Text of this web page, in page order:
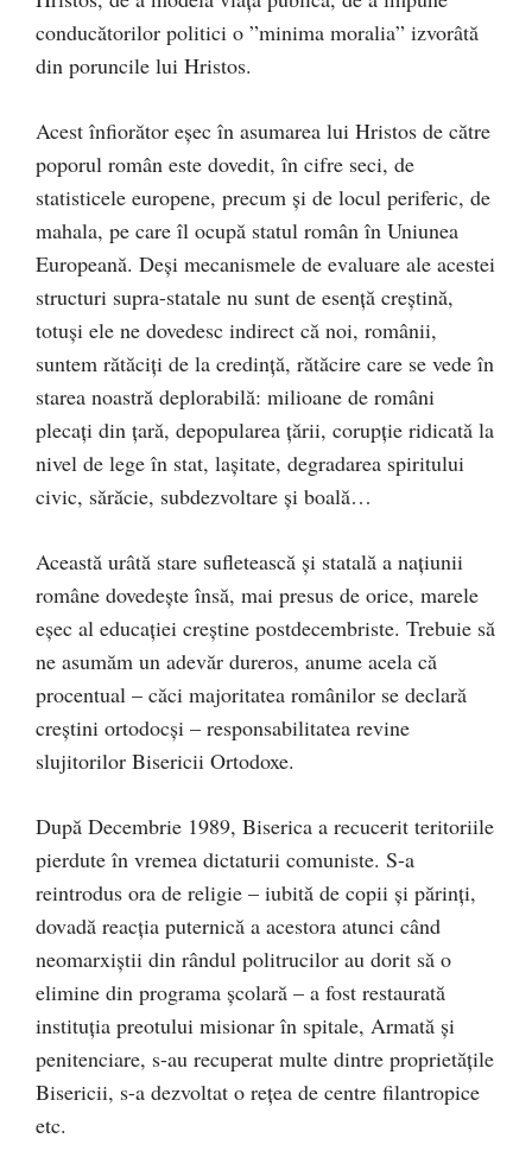
conducătorilor politici o ”minima moralia” izvorâtă
din poruncile lui Hristos.
Acest înfiorător eșec în asumarea lui Hristos de către
poporul român este dovedit, în cifre seci, de
statisticele europene, precum și de locul periferic, de
mahala, pe care îl ocupă statul român în Uniunea
Europeană. Deși mecanismele de evaluare ale acestei
structuri supra-statale nu sunt de esență creștină,
totuși ele ne dovedesc indirect că noi, românii,
suntem rătăciți de la credință, rătăcire care se vede în
starea noastră deplorabilă: milioane de români
plecați din țară, depopularea țării, corupție ridicată la
nivel de lege în stat, lașitate, degradarea spiritului
civic, sărăcie, subdezvoltare și boală…
Această urâtă stare sufletească și statală a națiunii
române dovedește însă, mai presus de orice, marele
eșec al educației creștine postdecembriste. Trebuie să
ne asumăm un adevăr dureros, anume acela că
procentual – căci majoritatea românilor se declară
creștini ortodocși – responsabilitatea revine
slujitorilor Bisericii Ortodoxe.
După Decembrie 1989, Biserica a recucerit teritoriile
pierdute în vremea dictaturii comuniste. S-a
reintrodus ora de religie – iubită de copii și părinți,
dovadă reacția puternică a acestora atunci când
neomarxiștii din rândul politrucilor au dorit să o
elimine din programa școlară – a fost restaurată
instituția preotului misionar în spitale, Armată și
penitenciare, s-au recuperat multe dintre proprietățile
Bisericii, s-a dezvoltat o rețea de centre filantropice
etc.